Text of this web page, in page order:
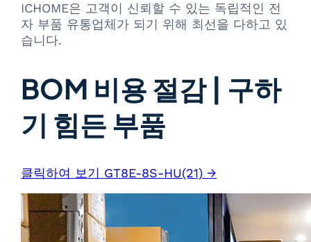
ICHOME은 고객이 신뢰할 수 있는 독립적인 전
자 부품 유통업체가 되기 위해 최선을 다하고 있
습니다.
BOM 비용 절감 | 구하
기 힘든 부품
클릭하여 보기 GT8E-8S-HU(21) →